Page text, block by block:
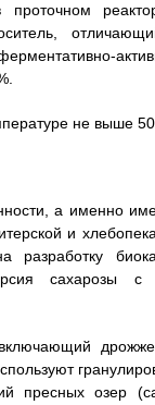
проточном
не выше
а именно
и
разработку
сахарозы с
пресных озер